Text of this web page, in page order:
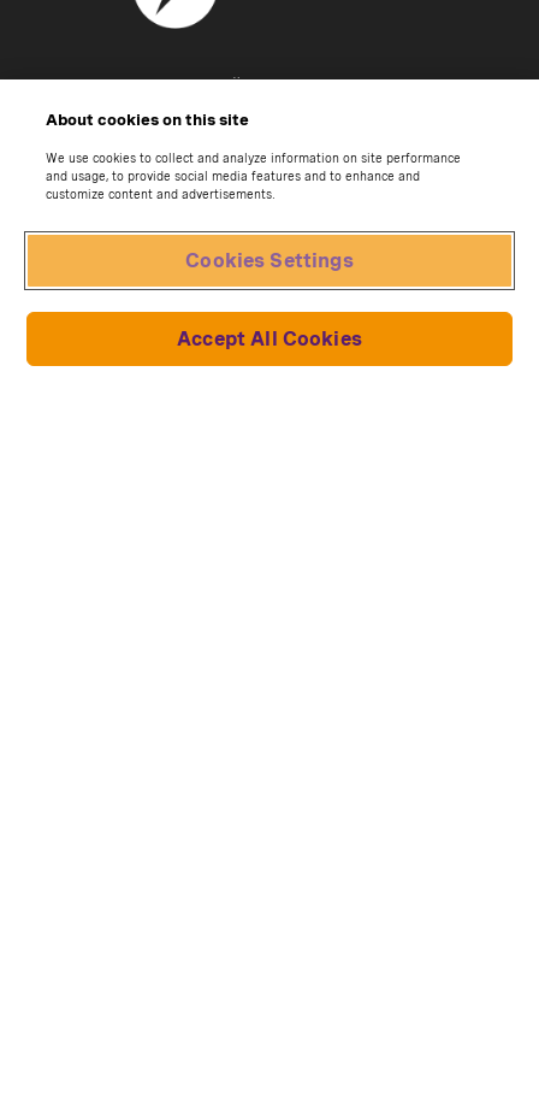
Über uns
Kontaktier uns
Impressum
Hilfe-Center
Forum
Widerruf beantragen
Sammlungen und Modelle
About cookies on this site
We use cookies to collect and analyze information on site performance
and usage, to provide social media features and to enhance and
customize content and advertisements.
Cookies Settings
Accept All Cookies